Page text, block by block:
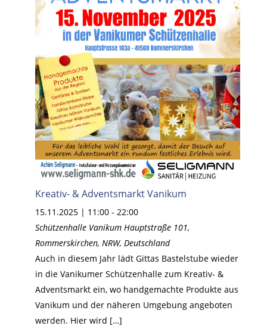
Kreativ- & Adventsmarkt Vanikum
15.11.2025 | 11:00- 22:00
Schützenhalle Vanikum Hauptstraße 101,
Rommerskirchen, NRW, Deutschland
Auch in diesem Jahr lädt Gittas Bastelstube wieder
in die Vanikumer Schützenhalle zum Kreativ- &
Adventsmarkt ein, wo handgemachte Produkte aus
Vanikum und der näheren Umgebung angeboten
werden. Hier wird […]